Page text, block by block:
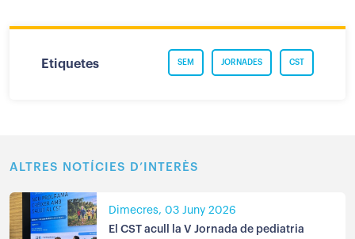
Etiquetes CST
JORNADES
SEM
ALTRES NOTÍCIES D’INTERÈS
Dimecres, 03 Juny 2026
El CST acull la V Jornada de pediatria